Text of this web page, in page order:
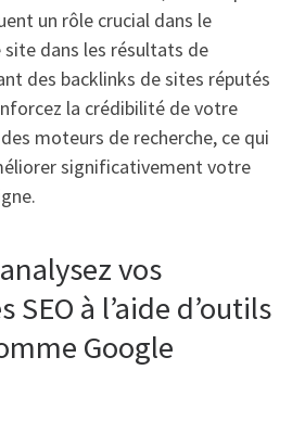
un rôle crucial dans le
dans les résultats de
des backlinks de sites réputés
la crédibilité de votre
moteurs de recherche, ce qui
significativement votre
vos
à l’aide d’outils
Google